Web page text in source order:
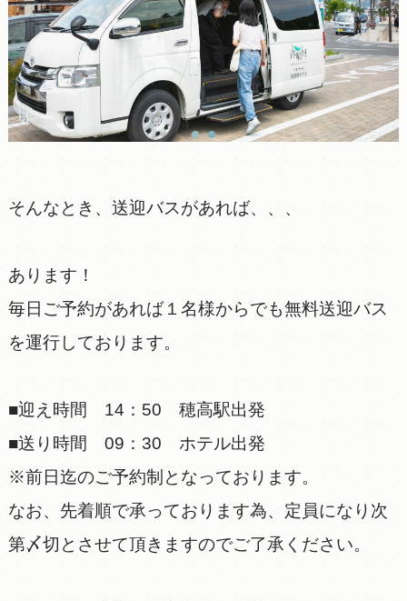
そんなとき、送迎バスがあれば、、、
あります！
毎日ご予約があれば１名様からでも無料送迎バス
を運行しております。
■迎え時間 14：50 穂高駅出発
■送り時間 09：30 ホテル出発
※前日迄のご予約制となっております。
なお、先着順で承っております為、定員になり次
第〆切とさせて頂きますのでご了承ください。